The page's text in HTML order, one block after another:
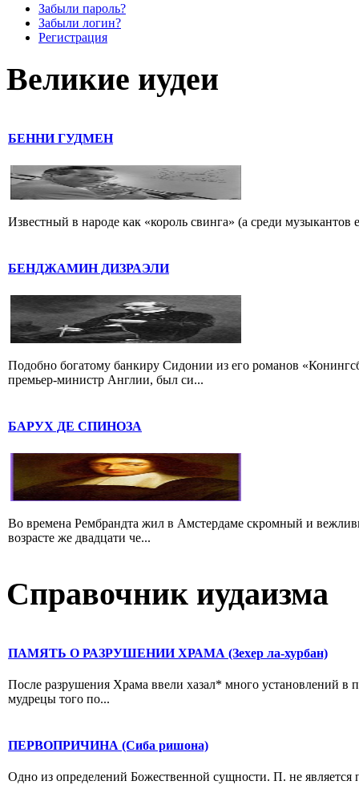
Забыли пароль?
Забыли логин?
Регистрация
Великие иудеи
БЕННИ ГУДМЕН
Известный в народе как «король свинга» (а среди
БЕНДЖАМИН ДИЗРАЭЛИ
Подобно богатому банкиру Сидонии из его романов
премьер-министр Англии, был си...
БАРУХ ДЕ СПИНОЗА
Во времена Рембрандта жил в Амстердаме скромный и
возрасте же двадцати че...
Справочник иудаизма
ПАМЯТЬ О РАЗРУШЕНИИ ХРАМА (Зехер ла-хурбан)
После разрушения Храма ввели хазал* много установлений
мудрецы того по...
ПЕРВОПРИЧИНА (Сиба ришона)
Одно из определений Божественной сущности. П. не